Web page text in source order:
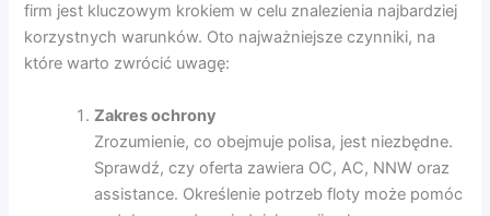
firm jest kluczowym krokiem w celu znalezienia najbardziej
korzystnych warunków. Oto najważniejsze czynniki, na
które warto zwrócić uwagę:
Zakres ochrony
Zrozumienie, co obejmuje polisa, jest niezbędne.
Sprawdź, czy oferta zawiera OC, AC, NNW oraz
assistance. Określenie potrzeb floty może pomóc